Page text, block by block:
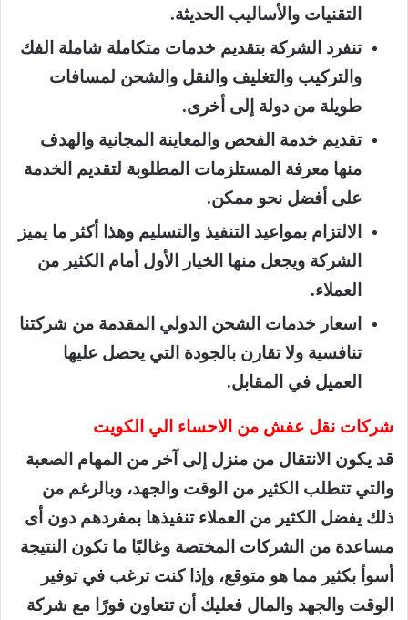
التقنيات والأساليب الحديثة.
تنفرد الشركة بتقديم خدمات متكاملة شاملة الفك
والتركيب والتغليف والنقل والشحن لمسافات
طويلة من دولة إلى أخرى.
تقديم خدمة الفحص والمعاينة المجانية والهدف
منها معرفة المستلزمات المطلوبة لتقديم الخدمة
على أفضل نحو ممكن.
الالتزام بمواعيد التنفيذ والتسليم وهذا أكثر ما يميز
الشركة ويجعل منها الخيار الأول أمام الكثير من
العملاء.
اسعار خدمات الشحن الدولي المقدمة من شركتنا
تنافسية ولا تقارن بالجودة التي يحصل عليها
العميل في المقابل.
شركات نقل عفش من الاحساء الي الكويت
قد يكون الانتقال من منزل إلى آخر من المهام الصعبة
والتي تتطلب الكثير من الوقت والجهد، وبالرغم من
ذلك يفضل الكثير من العملاء تنفيذها بمفردهم دون أى
مساعدة من الشركات المختصة وغالبًا ما تكون النتيجة
أسوأ بكثير مما هو متوقع، وإذا كنت ترغب في توفير
الوقت والجهد والمال فعليك أن تتعاون فورًا مع شركة